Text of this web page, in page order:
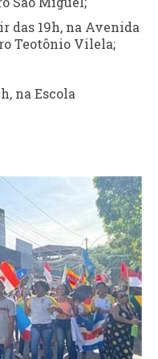
das 19h, na Avenida
Teotônio Vilela;
na Escola